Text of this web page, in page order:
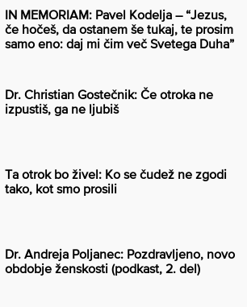
IN MEMORIAM: Pavel Kodelja – “Jezus,
če hočeš, da ostanem še tukaj, te prosim
samo eno: daj mi čim več Svetega Duha”
Dr. Christian Gostečnik: Če otroka ne
izpustiš, ga ne ljubiš
Ta otrok bo živel: Ko se čudež ne zgodi
tako, kot smo prosili
Dr. Andreja Poljanec: Pozdravljeno, novo
obdobje ženskosti (podkast, 2. del)